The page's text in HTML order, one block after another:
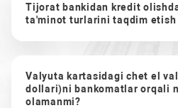
Tijorat bankidan kredit
ta'minot turlarini taqdim etish
Valyuta kartasidagi chet el
dollari)ni bankomatlar orqali
olamanmi?